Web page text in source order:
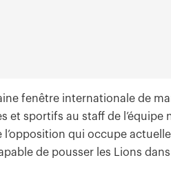
fenêtre internationale de
et sportifs au staff de l’équipe
l’opposition qui occupe
de pousser les Lions